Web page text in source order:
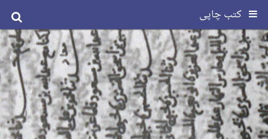
کتب چاپی